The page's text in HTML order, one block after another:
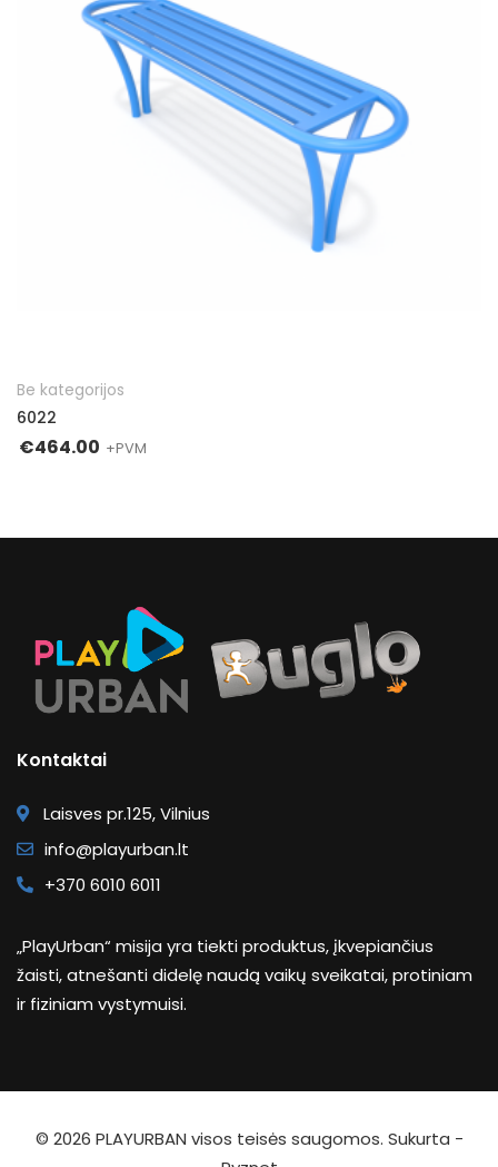
Be kategorijos
6022
€464.00 +PVM
Kontaktai
Laisves pr.125, Vilnius
info@playurban.lt
+370 6010 6011
„PlayUrban“ misija yra tiekti produktus, įkvepiančius
žaisti, atnešanti didelę naudą vaikų sveikatai, protiniam
ir fiziniam vystymuisi.
© 2026 PLAYURBAN visos teisės saugomos. Sukurta -